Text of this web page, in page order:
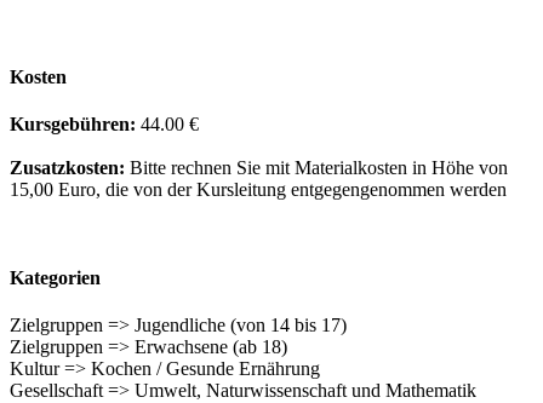
Kosten
Kursgebühren: 44.00 €
Zusatzkosten: Bitte rechnen Sie mit Materialkosten in Höhe von
15,00 Euro, die von der Kursleitung entgegengenommen werden
Kategorien
Zielgruppen => Jugendliche (von 14 bis 17)
Zielgruppen => Erwachsene (ab 18)
Kultur => Kochen / Gesunde Ernährung
Gesellschaft => Umwelt, Naturwissenschaft und Mathematik